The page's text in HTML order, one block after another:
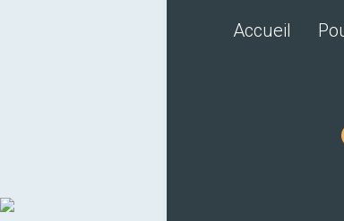
Accueil